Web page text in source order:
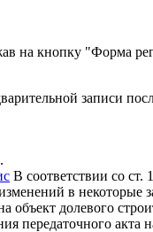
на кнопку "Форма
записи
В соответствии со
в некоторые
объект долевого
передаточного акта